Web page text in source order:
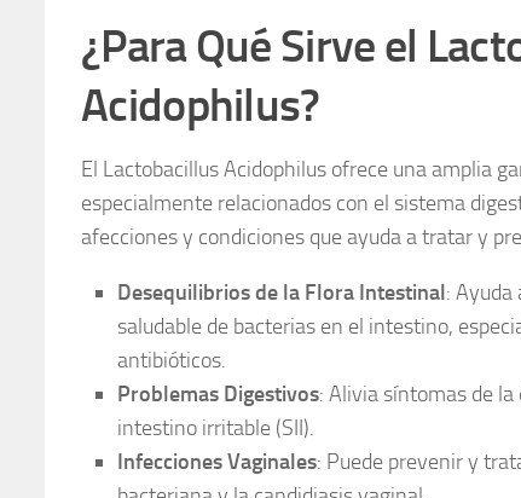
¿Para Qué Sirve el
Acidophilus?
El Lactobacillus Acidophilus ofrece una amplia
especialmente relacionados con el sistema
afecciones y condiciones que ayuda a tratar y
Desequilibrios de la Flora Intestinal:
saludable de bacterias en el intestino,
antibióticos.
Problemas Digestivos: Alivia síntomas de
intestino irritable (SII).
Infecciones Vaginales: Puede prevenir y